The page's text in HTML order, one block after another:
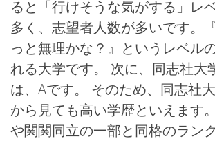
ると「行けそうな気がする」レ
多く、志望者人数が多いです。
っと無理かな？』というレベル
れる大学です。 次に、同志社大
は、Aです。 そのため、同志社
から見ても高い学歴といえます
や関関同立の一部と同格のラン